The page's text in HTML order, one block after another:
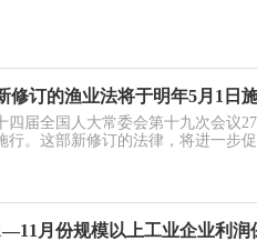
修订的渔业法将于明年5月1日
四届全国人大常委会第十九次会议
行。这部新修订的法律，将进一步
月份规模以上工业企业利润